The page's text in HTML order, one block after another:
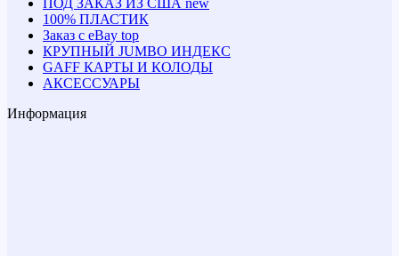
100% ПЛАСТИК
Заказ с eBay top
КРУПНЫЙ JUMBO ИНДЕКС
GAFF КАРТЫ И КОЛОДЫ
АКСЕССУАРЫ
Информация